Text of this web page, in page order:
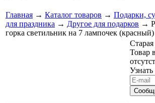
Главная → Каталог товаров → Подарки,
для праздника → Другое для подарков →
горка светильник на 7 лампочек
Товар